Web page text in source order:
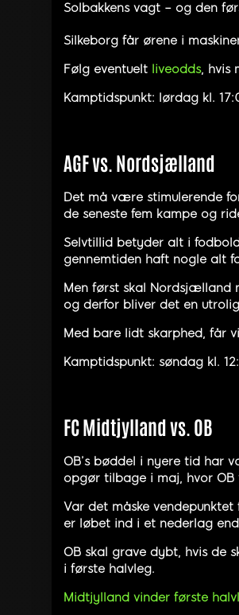
Solbakkens vagt – og den
Silkeborg får ørene i
Følg eventuelt liveodds, hvis
Kamptidspunkt: lørdag kl.
AGF vs. Nordsjælland
Det må være stimulerende
de seneste fem kampe og
Selvtillid betyder alt i
gennemtiden haft nogle alt
Men først skal Nordsjælland
og derfor bliver det en
Med bare lidt skarphed, får
Kamptidspunkt: søndag kl.
FC Midtjylland vs. OB
OB’s bøddel i nyere tid har
opgør tilbage i maj, hvor OB
Var det måske
er løbet ind i et nederlag
OB skal grave dybt, hvis de
i første halvleg.
Midtjylland vinder første